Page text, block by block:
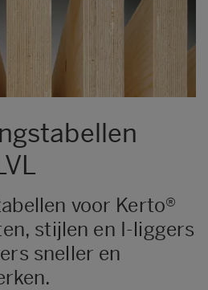
voor Kerto®
stijlen en I-liggers
sneller en